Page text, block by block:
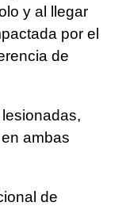
y al llegar
por el
de
ambas
de